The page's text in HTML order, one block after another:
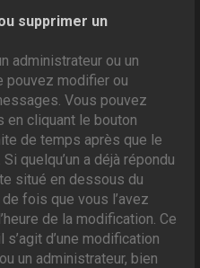
supprimer un
administrateur ou un
pouvez modifier ou
Vous pouvez
en cliquant le bouton
de temps après que le
quelqu’un a déjà répondu
situé en dessous du
fois que vous l’avez
de la modification. Ce
s’agit d’une modification
un administrateur, bien